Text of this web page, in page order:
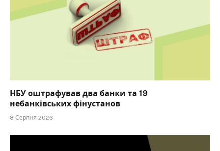
НБУ оштрафував два банки та 19
небанківських фінустанов
8 Серпня 2026